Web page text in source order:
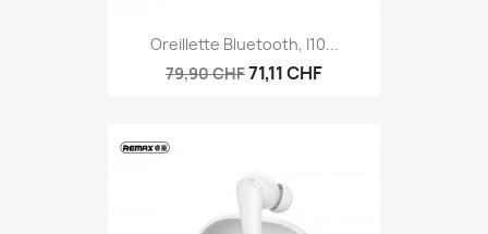
Oreillette Bluetooth, I10...
79,90 CHF71,11 CHF